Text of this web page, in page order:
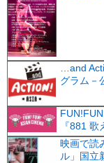
…and
グラム－
『881
映画で読
ル」国立